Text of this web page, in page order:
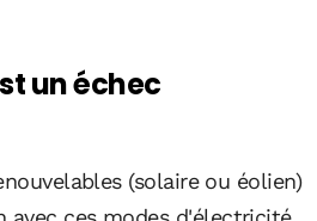
un échec
(solaire ou éolien)